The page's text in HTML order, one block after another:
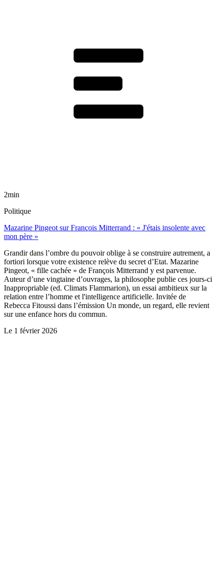
2min
Politique
Mazarine Pingeot sur François Mitterrand : « J'étais insolente avec
mon père »
Grandir dans l’ombre du pouvoir oblige à se construire autrement, a
fortiori lorsque votre existence relève du secret d’Etat. Mazarine
Pingeot, « fille cachée » de François Mitterrand y est parvenue.
Auteur d’une vingtaine d’ouvrages, la philosophe publie ces jours-ci
Inappropriable (ed. Climats Flammarion), un essai ambitieux sur la
relation entre l’homme et l'intelligence artificielle. Invitée de
Rebecca Fitoussi dans l’émission Un monde, un regard, elle revient
sur une enfance hors du commun.
Le 1 février 2026